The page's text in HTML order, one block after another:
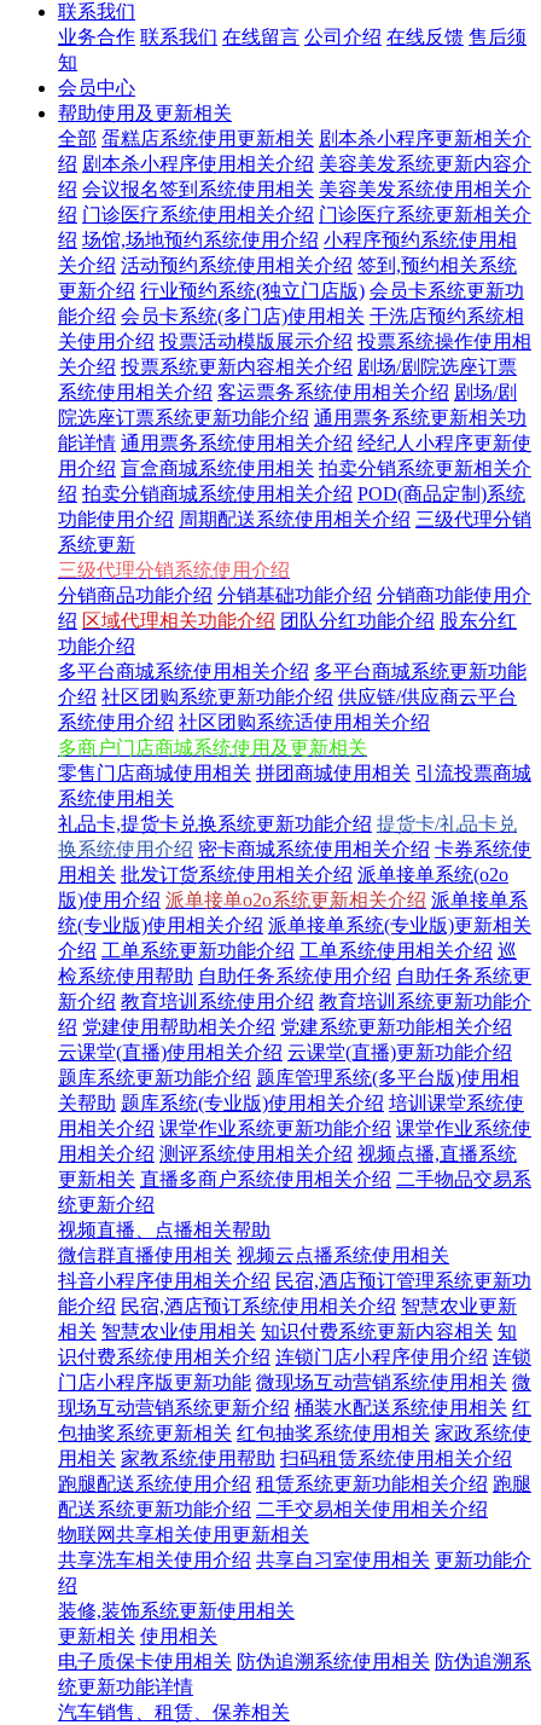
联系我们
业务合作 联系我们 在线留言 公司介绍 在线反馈 售后须
知
会员中心
帮助使用及更新相关
全部 蛋糕店系统使用更新相关 剧本杀小程序更新相关介
绍 剧本杀小程序使用相关介绍 美容美发系统更新内容介
绍 会议报名签到系统使用相关 美容美发系统使用相关介
绍 门诊医疗系统使用相关介绍 门诊医疗系统更新相关介
绍 场馆,场地预约系统使用介绍 小程序预约系统使用相
关介绍 活动预约系统使用相关介绍 签到,预约相关系统
更新介绍 行业预约系统(独立门店版) 会员卡系统更新功
能介绍 会员卡系统(多门店)使用相关 干洗店预约系统相
关使用介绍 投票活动模版展示介绍 投票系统操作使用相
关介绍 投票系统更新内容相关介绍 剧场/剧院选座订票
系统使用相关介绍 客运票务系统使用相关介绍 剧场/剧
院选座订票系统更新功能介绍 通用票务系统更新相关功
能详情 通用票务系统使用相关介绍 经纪人小程序更新使
用介绍 盲盒商城系统使用相关 拍卖分销系统更新相关介
绍 拍卖分销商城系统使用相关介绍 POD(商品定制)系统
功能使用介绍 周期配送系统使用相关介绍 三级代理分销
系统更新
三级代理分销系统使用介绍
分销商品功能介绍 分销基础功能介绍 分销商功能使用介
绍 区域代理相关功能介绍 团队分红功能介绍 股东分红
功能介绍
多平台商城系统使用相关介绍 多平台商城系统更新功能
介绍 社区团购系统更新功能介绍 供应链/供应商云平台
系统使用介绍 社区团购系统适使用相关介绍
多商户门店商城系统使用及更新相关
零售门店商城使用相关 拼团商城使用相关 引流投票商城
系统使用相关
礼品卡,提货卡兑换系统更新功能介绍 提货卡/礼品卡兑
换系统使用介绍 密卡商城系统使用相关介绍 卡券系统使
用相关 批发订货系统使用相关介绍 派单接单系统(o2o
版)使用介绍 派单接单o2o系统更新相关介绍 派单接单系
统(专业版)使用相关介绍 派单接单系统(专业版)更新相关
介绍 工单系统更新功能介绍 工单系统使用相关介绍 巡
检系统使用帮助 自助任务系统使用介绍 自助任务系统更
新介绍 教育培训系统使用介绍 教育培训系统更新功能介
绍 党建使用帮助相关介绍 党建系统更新功能相关介绍
云课堂(直播)使用相关介绍 云课堂(直播)更新功能介绍
题库系统更新功能介绍 题库管理系统(多平台版)使用相
关帮助 题库系统(专业版)使用相关介绍 培训课堂系统使
用相关介绍 课堂作业系统更新功能介绍 课堂作业系统使
用相关介绍 测评系统使用相关介绍 视频点播,直播系统
更新相关 直播多商户系统使用相关介绍 二手物品交易系
统更新介绍
视频直播、点播相关帮助
微信群直播使用相关 视频云点播系统使用相关
抖音小程序使用相关介绍 民宿,酒店预订管理系统更新功
能介绍 民宿,酒店预订系统使用相关介绍 智慧农业更新
相关 智慧农业使用相关 知识付费系统更新内容相关 知
识付费系统使用相关介绍 连锁门店小程序使用介绍 连锁
门店小程序版更新功能 微现场互动营销系统使用相关 微
现场互动营销系统更新介绍 桶装水配送系统使用相关 红
包抽奖系统更新相关 红包抽奖系统使用相关 家政系统使
用相关 家教系统使用帮助 扫码租赁系统使用相关介绍
跑腿配送系统使用介绍 租赁系统更新功能相关介绍 跑腿
配送系统更新功能介绍 二手交易相关使用相关介绍
物联网共享相关使用更新相关
共享洗车相关使用介绍 共享自习室使用相关 更新功能介
绍
装修,装饰系统更新使用相关
更新相关 使用相关
电子质保卡使用相关 防伪追溯系统使用相关 防伪追溯系
统更新功能详情
汽车销售、租赁、保养相关